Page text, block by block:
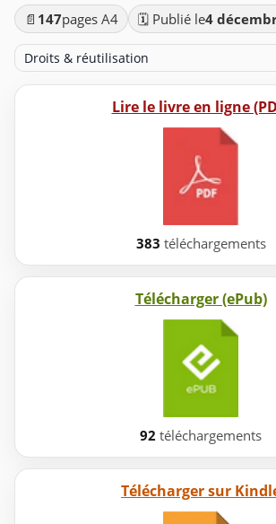
📄 147pages A4 🗓️ Publié le4
Droits & réutilisation
Lire le livre en ligne
383 téléchargements
Télécharger (ePub)
92 téléchargements
Télécharger sur